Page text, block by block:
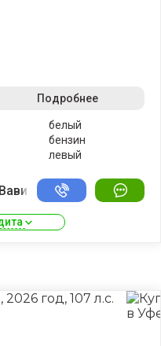
белый
бензин
левый
Подробнее